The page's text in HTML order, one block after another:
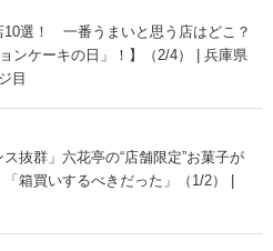
10選！ 一番うまいと思う店はどこ？
ンケーキの日」！】（2/4） | 兵庫県
目
抜群」六花亭の“店舗限定”お菓子が
箱買いするべきだった」（1/2） |